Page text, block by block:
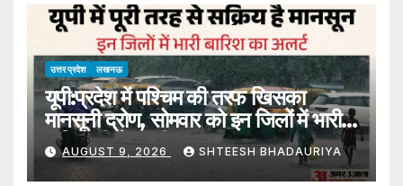
And Made Off With Cash And
Jewelry
उत्तर प्रदेश लखनऊ
यूपी:प्रदेश में पश्चिम की तरफ खिसका
मानसूनी द्रोण, सोमवार को इन जिलों में भारी
बारिश की चेतावनी – Up: Monsoon
Trough Shifts Westward In
AUGUST 9, 2026 SHTEESH BHADAURIYA